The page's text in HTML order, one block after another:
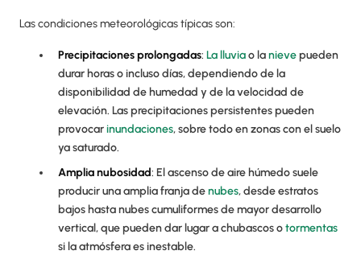
Las condiciones meteorológicas típicas son:
Precipitaciones prolongadas: La lluviao lanievepueden
durar horas o incluso días, dependiendo de la
disponibilidad de humedad y de la velocidad de
elevación. Las precipitaciones persistentes pueden
provocarinundaciones, sobre todo en zonas con el suelo
ya saturado.
Amplia nubosidad: El ascenso de aire húmedo suele
producir una amplia franja denubes, desde estratos
bajos hasta nubes cumuliformes de mayor desarrollo
vertical, que pueden dar lugar a chubascos otormentas
si la atmósfera es inestable.